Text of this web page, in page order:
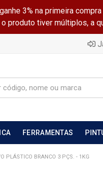
3% na primeira
produto tiver múltiplos, a
FERRAMENTAS
PLÁSTICO BRANCO 3 PÇS. - 1KG